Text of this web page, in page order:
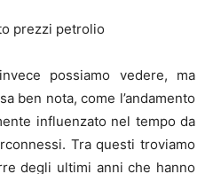
possiamo vedere, ma
ben nota, come l’andamento
influenzato nel tempo da
Tra questi troviamo
degli ultimi anni che hanno